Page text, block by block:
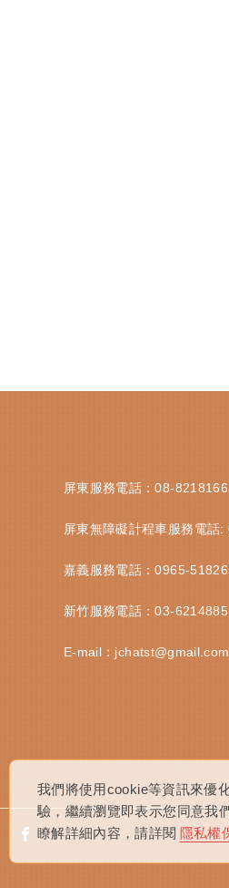
我們將使用cookie等資訊來優
驗，繼續瀏覽即表示您同意我
瞭解詳細內容，請詳閱 隱私權
屏東服務電話：08-8218166
屏東無障礙計程車服務電話:
嘉義服務電話：0965-
新竹服務電話：03-6214885
E-mail： jchatst@gmail.com